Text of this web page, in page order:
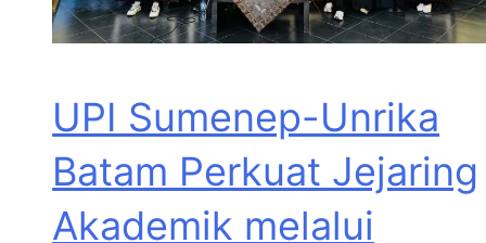
UPI Sumenep-Unrika
Batam Perkuat Jejaring
Akademik melalui